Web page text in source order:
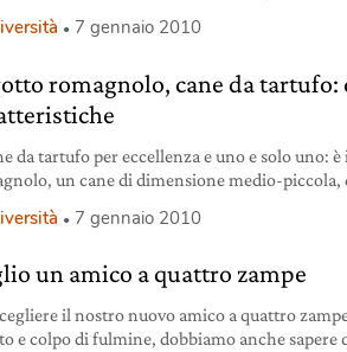
7 gennaio 2010
romagnolo, cane da tartufo:
da tartufo per eccellenza e uno e solo uno:
un cane di dimensione medio-piccola,
7 gennaio 2010
un amico a quattro zampe
il nostro nuovo amico a quattro
e colpo di fulmine, dobbiamo anche sapere